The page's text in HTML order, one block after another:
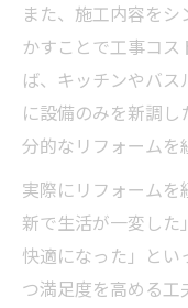
また、施工内容を
かすことで工事コ
ば、キッチンやバ
に設備のみを新調
分的なリフォームを
実際にリフォーム
新で生活が一変し
快適になった」と
つ満足度を高める